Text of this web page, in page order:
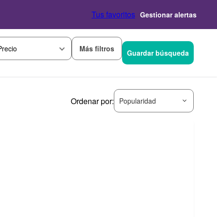
Tus favoritos Gestionar alertas
Más filtros Guardar búsqueda
Ordenar por: Popularidad